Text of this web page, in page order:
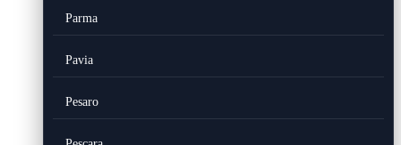
Parma
Pavia
Pesaro